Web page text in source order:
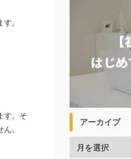
。
す。そ
。
アーカイブ